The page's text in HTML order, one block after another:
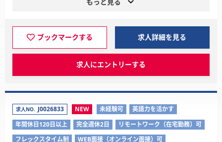
ブックマークする 求人詳細を見る
求人にエントリーする
求人NO. J0026833 NEW 未経験可
英語力を活かす
年間休日120日以上
完全週休2日
リモートワーク（在宅勤務）可
フレックスタイム制
WEB面接（オンライン面接）可